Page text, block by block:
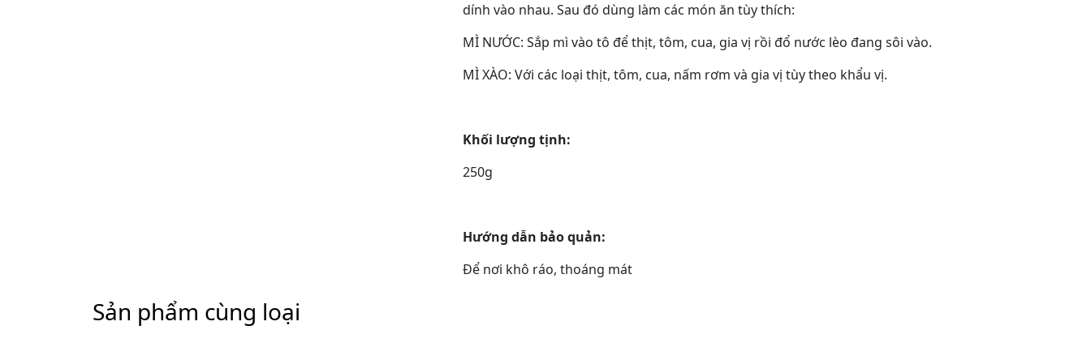
dính vào nhau. Sau đó dùng làm các món ăn tùy thích:
MÌ NƯỚC: Sắp mì vào tô để thịt, tôm, cua, gia vị rồi đổ nước lèo đang sôi vào.
MÌ XÀO: Với các loại thịt, tôm, cua, nấm rơm và gia vị tùy theo khẩu vị.
Khối lượng tịnh:
250g
Hướng dẫn bảo quản:
Để nơi khô ráo, thoáng mát
Sản phẩm cùng loại